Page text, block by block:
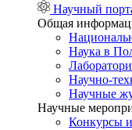
Научный
Общая
Наука в
Научно-
Научные
Научные
Конкурсы